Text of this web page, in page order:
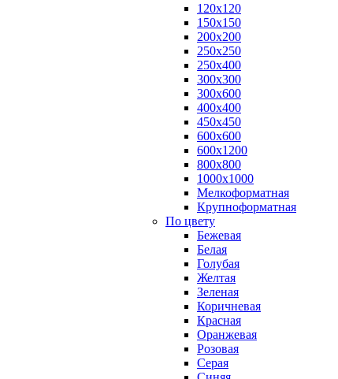
120х120
150х150
200х200
250х250
250х400
300х300
300х600
400х400
450х450
600х600
600х1200
800х800
1000х1000
Мелкоформатная
Крупноформатная
По цвету
Бежевая
Белая
Голубая
Желтая
Зеленая
Коричневая
Красная
Оранжевая
Розовая
Серая